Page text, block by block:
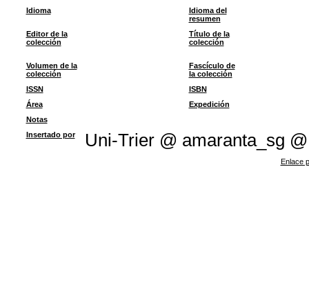
Idioma
Idioma del
resumen
Editor de la
colección
Título de la
colección
Volumen de la
colección
Fascículo de
la colección
ISSN
ISBN
Área
Expedición
Notas
Insertado por
Uni-Trier @ amaranta_sg @
Enlace